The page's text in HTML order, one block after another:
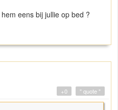
eens bij jullie op bed ?
" quote "
+0